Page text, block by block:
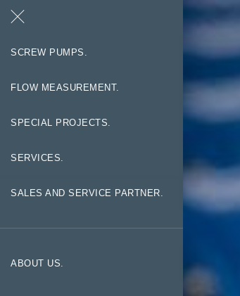
SCREW PUMPS.
FLOW MEASUREMENT.
SPECIAL PROJECTS.
SERVICES.
SALES AND SERVICE PARTNER.
ABOUT US.
Search